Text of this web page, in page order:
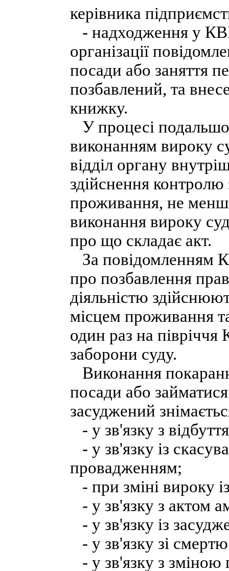
керівника
- надходження у
організації
посади або заняття
позбавлений, та
книжку.
У процесі
виконанням вироку
відділ органу
здійснення
проживання, не
виконання вироку
про що складає акт.
За повідомленням
про позбавлення
діяльністю
місцем проживання
один раз на
заборони суду.
Виконання
посади або
засуджений
- у зв'язку з
- у зв'язку із
провадженням;
- при зміні вироку
- у зв'язку з актом
- у зв'язку із
- у зв'язку зі
- у зв'язку з зміною